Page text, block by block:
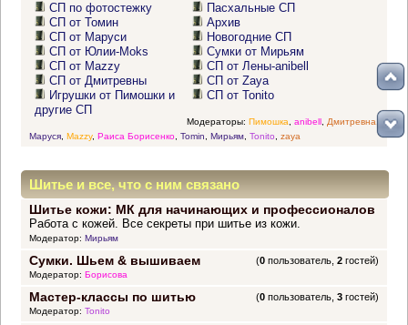
СП по фотостежку
СП от Томин
СП от Маруси
СП от Юлии-Moks
СП от Mazzy
СП от Дмитревны
Игрушки от Пимошки и
другие СП
Пасхальные СП
Архив
Новогодние СП
Сумки от Мирьям
СП от Лены-anibell
СП от Zaya
СП от Tonito
Модераторы: Пимошка anibell, Дмитревна ,
Маруся, Mazzy, Раиса Борисенко, Tomin Мирьям, Tonito zaya
Шитье и все, что с ним связано
Шитье кожи: МК для начинающих и профессионалов
Работа с кожей. Все секреты при шитье из кожи.
Модератор: Мирьям
Сумки. Шьем & вышиваем (0 пользователь,2 гостей)
Модератор: Борисова
Мастер-классы по шитью (0 пользователь,3 гостей)
Модератор: Tonito